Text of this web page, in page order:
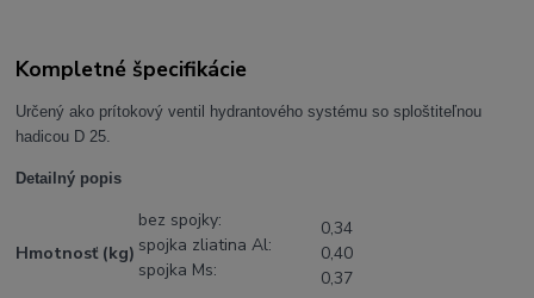
Kompletné špecifikácie
Určený ako prítokový ventil hydrantového systému so sploštiteľnou
hadicou D 25.
Detailný popis
Hmotnosť (kg)
bez spojky:
spojka zliatina Al:
spojka Ms:
0,34
0,40
0,37